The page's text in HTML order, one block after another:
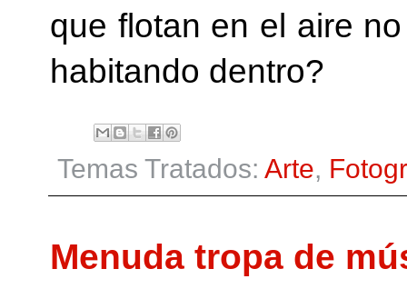
que flotan en el aire
habitando dentro?
Temas Tratados: Arte,
Menuda tropa de